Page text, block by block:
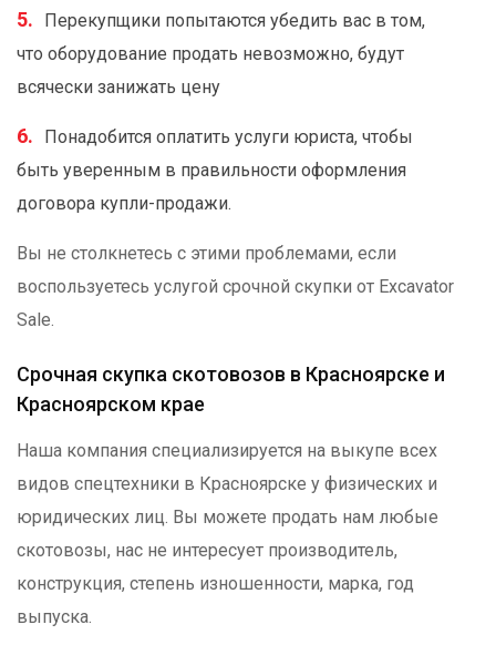
Перекупщики попытаются убедить вас в том,
что оборудование продать невозможно, будут
всячески занижать цену
Понадобится оплатить услуги юриста, чтобы
быть уверенным в правильности оформления
договора купли-продажи.
Вы не столкнетесь с этими проблемами, если
воспользуетесь услугой срочной скупки от Excavator
Sale.
Срочная скупка скотовозов в Красноярске и
Красноярском крае
Наша компания специализируется на выкупе всех
видов спецтехники в Красноярске у физических и
юридических лиц. Вы можете продать нам любые
скотовозы, нас не интересует производитель,
конструкция, степень изношенности, марка, год
выпуска.